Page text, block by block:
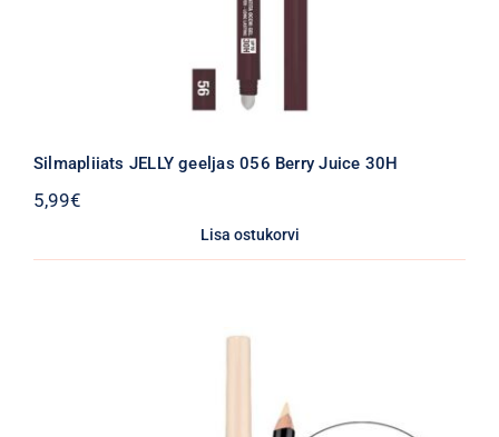
Silmapliiats JELLY geeljas 056 Berry Juice 30H
5,99€
Lisa ostukorvi